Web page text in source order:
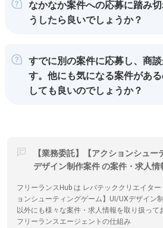
なかなか案件への応募に踏み
うしたら良いでしょうか？
すでに別の案件に応募し、商
す。他にも気になる案件があ
しても良いのでしょうか？
【業務委託】【アクションシュ
デザイン制作案件 の案件・求人情
フリーランスHub は レバテッククリエイタ
ョンシューティングゲーム】UI/UXデザイン
以外にも様々な案件・求人情報を取り扱って
フリーランスエージェントの仕組み